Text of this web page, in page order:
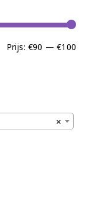
Prijs: €90 —€100
×